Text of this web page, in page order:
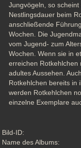
Jungvögeln, so
Nestlingsdauer beim
anschließende
Wochen. Die
vom Jugend- zum
Wochen. Wenn sie in
erreichen Rotkehlchen
adultes Aussehen.
Rotkehlchen bereits in
werden Rotkehlchen
einzelne Exemplare
Bild-ID:
Name des Albums: